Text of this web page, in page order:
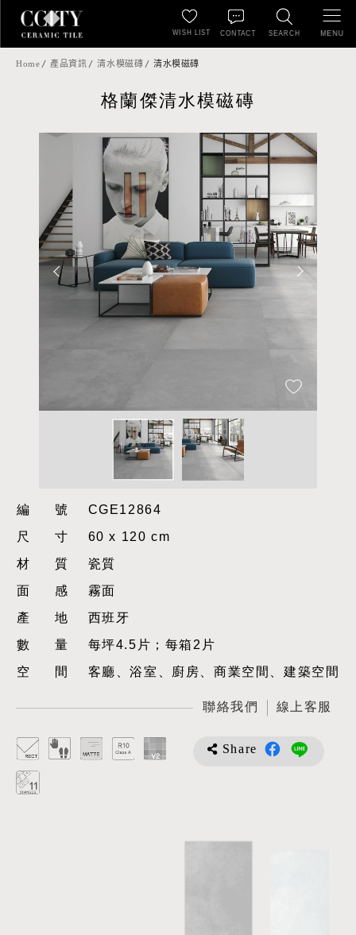
SEARCH
WISH LIST CONTACT MENU
Home 產品資訊 清水模磁磚 清水模磁磚
格蘭傑清水模磁磚
編號CGE12864
尺寸60 x 120 cm
材質瓷質
面感霧面
產地西班牙
數量每坪4.5片；每箱2片
空間客廳、浴室、廚房、商業空間、建築空間
聯絡我們 線上客服
Share